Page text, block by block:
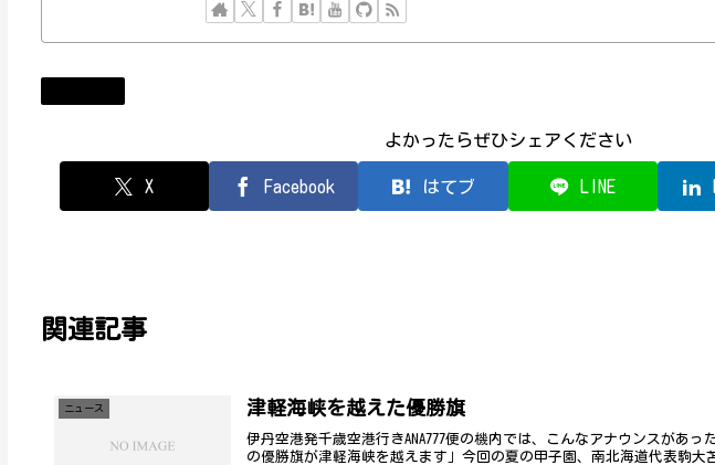
よかったらぜひシェアください
X Facebook はてブ LINE
関連記事
ニュース 津軽海峡を越えた優勝旗
伊丹空港発千歳空港行きANA777便の機内では、こんなアナウンスがあ
の優勝旗が津軽海峡を越えます」今回の夏の甲子園、南北海道代表駒大